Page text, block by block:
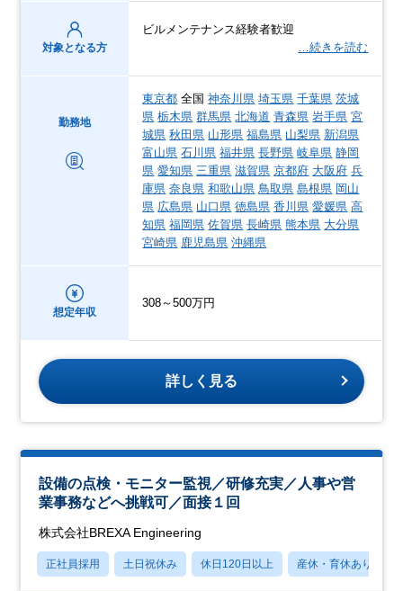
対象となる方
ビルメンテナンス経験者歓迎
…続きを読む
勤務地
東京都 全国神奈川県 埼玉県 千葉県 茨城
県 栃木県 群馬県 北海道 青森県 岩手県 宮
城県 秋田県 山形県 福島県 山梨県 新潟県
富山県 石川県 福井県 長野県 岐阜県 静岡
県 愛知県 三重県 滋賀県 京都府 大阪府 兵
庫県 奈良県 和歌山県 鳥取県 島根県 岡山
県 広島県 山口県 徳島県 香川県 愛媛県 高
知県 福岡県 佐賀県 長崎県 熊本県 大分県
宮崎県 鹿児島県 沖縄県
想定年収
308～500万円
詳しく見る
設備の点検・モニター監視／研修充実／人事や営
業事務などへ挑戦可／面接１回
株式会社BREXA Engineering
正社員採用 土日祝休み 休日120日以上 産休・育休あり